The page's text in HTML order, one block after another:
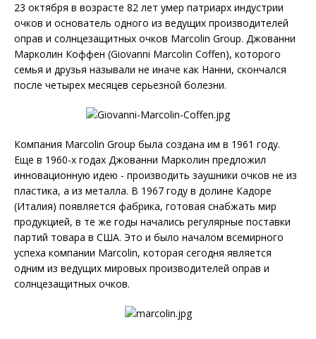
23 октября в возрасте 82 лет умер патриарх индустрии
очков и основатель одного из ведущих производителей
оправ и солнцезащитных очков Marcolin Group. Джованни
Марколин Коффен (Giovanni Marcolin Coffen), которого
семья и друзья называли не иначе как Нанни, скончался
после четырех месяцев серьезной болезни.
Компания Marcolin Group была создана им в 1961 году.
Еще в 1960-х годах Джованни Марколин предложил
инновационную идею - производить заушники очков не из
пластика, а из металла. В 1967 году в долине Кадоре
(Италия) появляется фабрика, готовая снабжать мир
продукцией, в те же годы начались регулярные поставки
партий товара в США. Это и было началом всемирного
успеха компании Marcolin, которая сегодня является
одним из ведущих мировых производителей оправ и
солнцезащитных очков.